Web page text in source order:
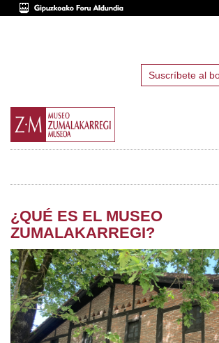
Suscríbete al
¿QUÉ ES EL MUSEO
ZUMALAKARREGI?